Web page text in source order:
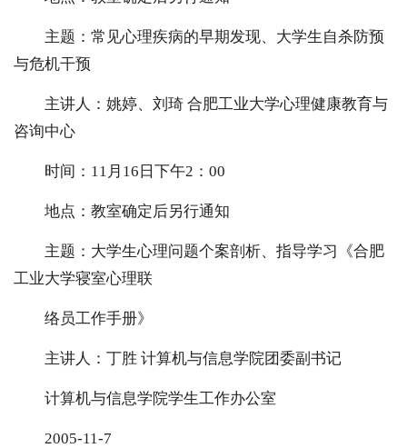
主题：常见心理疾病的早期发现、大学生自杀防预
与危机干预
主讲人：姚婷、刘琦 合肥工业大学心理健康教育与
咨询中心
时间：11月16日下午2：00
地点：教室确定后另行通知
主题：大学生心理问题个案剖析、指导学习《合肥
工业大学寝室心理联
络员工作手册》
主讲人：丁胜 计算机与信息学院团委副书记
计算机与信息学院学生工作办公室
2005-11-7